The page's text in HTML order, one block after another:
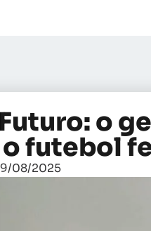
o
futebol
08/2025